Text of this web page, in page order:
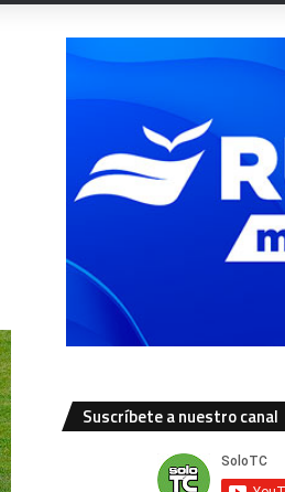
Suscríbete a nuestro canal